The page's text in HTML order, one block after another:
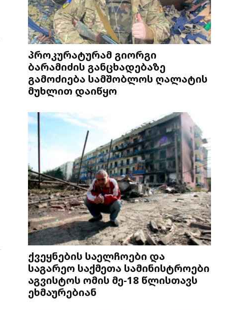
პროკურატურამ გიორგი
ბარამიძის განცხადებაზე
გამოძიება სამშობლოს ღალატის
მუხლით დაიწყო
ქვეყნების საელჩოები და
საგარეო საქმეთა სამინისტროები
აგვისტოს ომის მე-18 წლისთავს
ეხმაურებიან